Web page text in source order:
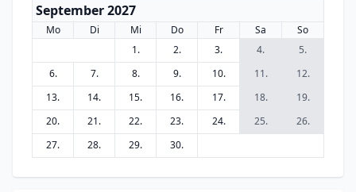
September 2027
Mo Di Mi Do Fr Sa
So
1.
2. 3. 4.
5.
6.
7. 8. 9. 10. 11.
12.
13.
14. 15. 16. 17. 18.
19.
20.
21. 22. 23. 24. 25.
26.
27.
28. 29. 30.